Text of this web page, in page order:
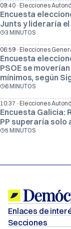
09:40· Elecciones
Encuesta
Junts y lideraría el
3 MINUTOS
06:59· Elecciones
Encuesta
PSOE se
mínimos, según
6 MINUTOS
10:37 · Elecciones
Encuesta Galicia:
PP superaría solo
5 MINUTOS
Enlaces de
Elige Demócrata
Secciones